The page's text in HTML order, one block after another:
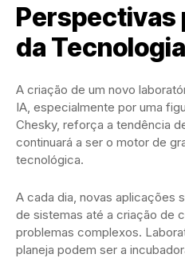
Perspectivas
da Tecnologia
A criação de um novo
IA, especialmente por uma
Chesky, reforça a tendência
continuará a ser o motor de
tecnológica.
A cada dia, novas aplicações
de sistemas até a criação de
problemas complexos.
planeja podem ser a